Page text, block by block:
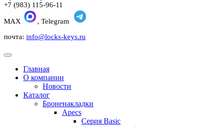
+7 (983) 115-96-11
MAX
, Telegram
почта: info@locks-keys.ru
Главная
О компании
Новости
Каталог
Броненакладки
Apecs
Серия Basic